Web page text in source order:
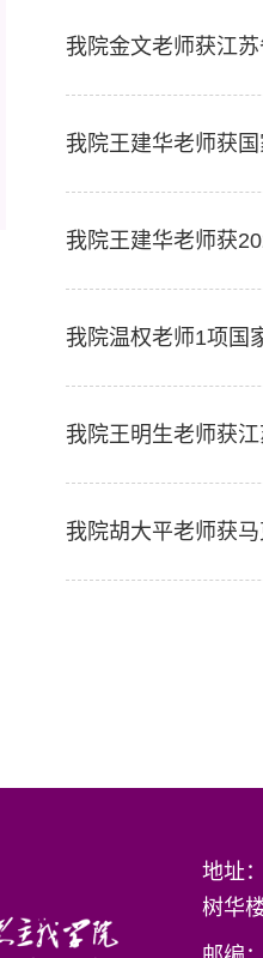
我院金文老师获江
我院王建华老师获
我院王建华老师获
我院温权老师1项国
我院王明生老师获
我院胡大平老师获
地址
树华